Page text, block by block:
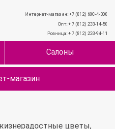
Интернет-магазин: +7 (812) 600-4-300
Опт: + 7 (812) 233-14-50
Розница: + 7 (812) 233-94-11
Салоны
магазин
цветы,